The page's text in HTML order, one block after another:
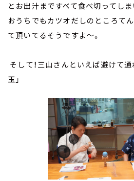
とお出汁まですべて食べ切ってしま
おうちでもカツオだしのところて
て頂いてるそうですよ～。
そして！三山さんといえば避けて
玉」